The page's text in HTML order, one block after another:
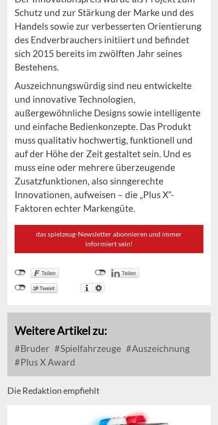
Schutz und zur Stärkung der Marke und des
Handels sowie zur verbesserten Orientierung
des Endverbrauchers initiiert und befindet
sich 2015 bereits im zwölften Jahr seines
Bestehens.
Auszeichnungswürdig sind neu entwickelte
und innovative Technologien,
außergewöhnliche Designs sowie intelligente
und einfache Bedienkonzepte. Das Produkt
muss qualitativ hochwertig, funktionell und
auf der Höhe der Zeit gestaltet sein. Und es
muss eine oder mehrere überzeugende
Zusatzfunktionen, also sinngerechte
Innovationen, aufweisen – die „Plus X“-
Faktoren echter Markengüte.
das spielzeug-Newsletter abonnieren und immer
informiert sein!
Weitere Artikel zu:
Bruder Spielfahrzeuge
Auszeichnung
Plus X Award
Die Redaktion empfiehlt